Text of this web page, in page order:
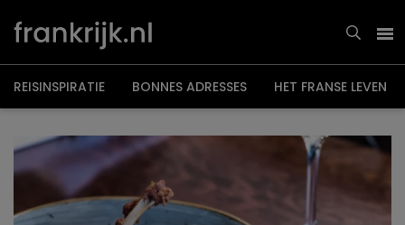
naar
inhoud
REISINSPIRATIE BONNES ADRESSES HET FRANSE LEVEN